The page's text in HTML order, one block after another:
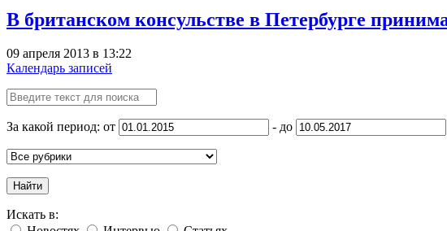
В британском консульстве в Петербурге
09 апреля 2013 в 13:22
Календарь записей
За какой период: от - до
Найти
Искать в: